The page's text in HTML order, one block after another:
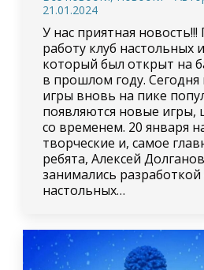
21.01.2024
У нас приятная
работу клуб настольных
который был открыт на
в прошлом году. Сегодня
игры вновь на пике
появляются новые
со временем. 20 января
творческие и, самое
ребята, Алексей
занимались
настольных…